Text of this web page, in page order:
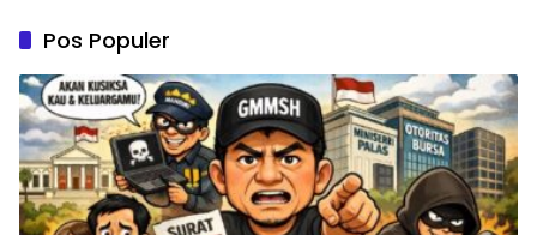
Pos Populer